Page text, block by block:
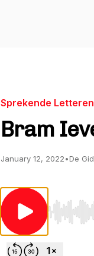
Sprekende
Bram
January 12, 2022•De
Use Left/